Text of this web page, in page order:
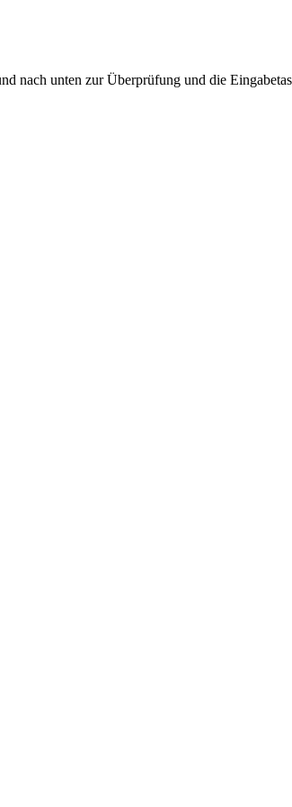
nach unten zur Überprüfung und die